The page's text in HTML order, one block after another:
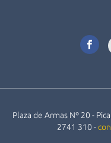
Plaza de Armas Nº 20 -
2741 310 -